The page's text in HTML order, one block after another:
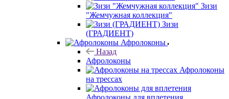
Зизи
"Жемчужная коллекция"
Зизи
(ГРАДИЕНТ)
Афролоконы
Назад
Афролоконы
Афролоконы
на трессах
Афролоконы для вплетения